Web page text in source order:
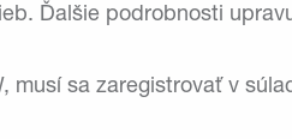
Ďalšie podrobnosti
sa zaregistrovať v